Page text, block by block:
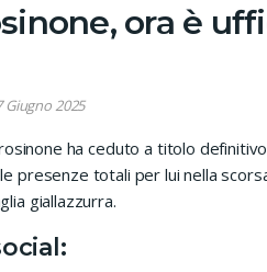
ora è
Giugno 2025
ha ceduto a titolo
presenze totali per lui nella
giallazzurra.